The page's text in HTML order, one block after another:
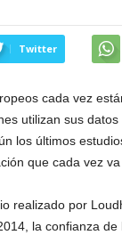
Twitter
cada vez
utilizan sus
los últimos
que cada vez va
realizado por
la confianza